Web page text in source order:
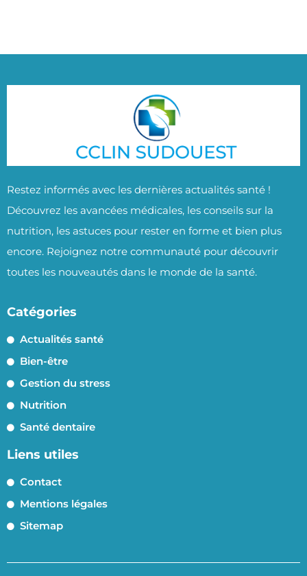
Restez informés avec les dernières actualités santé !
Découvrez les avancées médicales, les conseils sur la
nutrition, les astuces pour rester en forme et bien plus
encore. Rejoignez notre communauté pour découvrir
toutes les nouveautés dans le monde de la santé.
Catégories
Actualités santé
Bien-être
Gestion du stress
Nutrition
Santé dentaire
Liens utiles
Contact
Mentions légales
Sitemap